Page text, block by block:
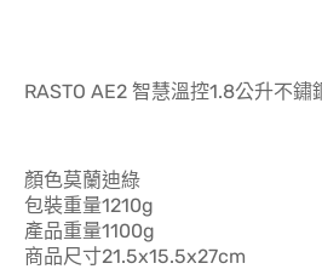
RASTO AE2 智慧溫控1.8公升不鏽
顏色莫蘭迪綠
包裝重量1210g
產品重量1100g
商品尺寸21.5x15.5x27cm